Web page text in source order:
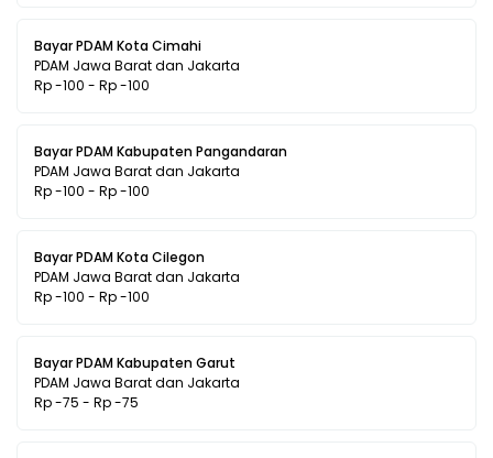
Bayar PDAM Kota Cimahi
PDAM Jawa Barat dan Jakarta
Rp -100 - Rp -100
Bayar PDAM Kabupaten Pangandaran
PDAM Jawa Barat dan Jakarta
Rp -100 - Rp -100
Bayar PDAM Kota Cilegon
PDAM Jawa Barat dan Jakarta
Rp -100 - Rp -100
Bayar PDAM Kabupaten Garut
PDAM Jawa Barat dan Jakarta
Rp -75 - Rp -75